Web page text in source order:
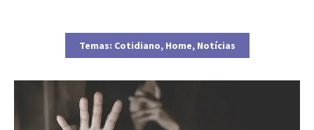
Temas: Cotidiano, Home, Notícias